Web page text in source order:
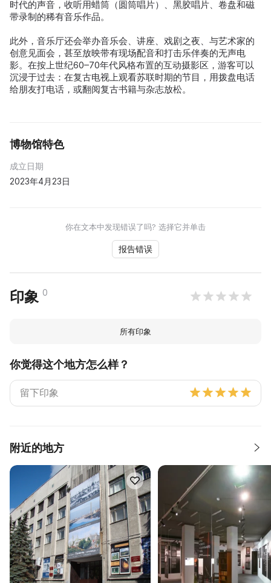
时代的声音，收听用蜡筒（圆筒唱片）、黑胶唱片、卷盘和磁
带录制的稀有音乐作品。
此外，音乐厅还会举办音乐会、讲座、戏剧之夜、与艺术家的
创意见面会，甚至放映带有现场配音和打击乐伴奏的无声电
影。在按上世纪60–70年代风格布置的互动摄影区，游客可以
沉浸于过去：在复古电视上观看苏联时期的节目，用拨盘电话
给朋友打电话，或翻阅复古书籍与杂志放松。
博物馆特色
成立日期
2023年4月23日
你在文本中发现错误了吗? 选择它并单击
报告错误
印象 0
所有印象
你觉得这个地方怎么样？
附近的地方